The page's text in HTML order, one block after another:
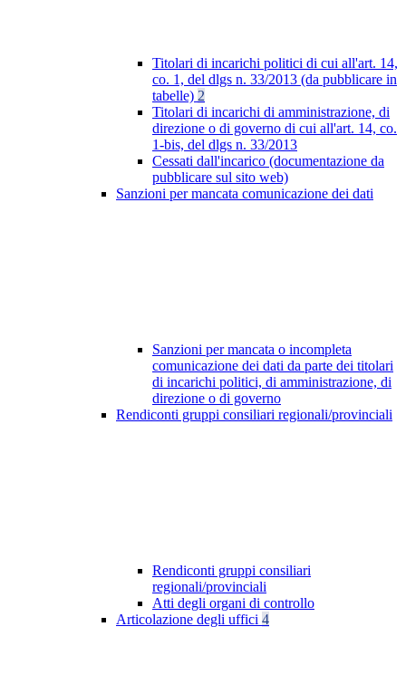
Titolari di incarichi politici di cui all'art. 14,
co. 1, del dlgs n. 33/2013 (da pubblicare in
tabelle) 2
Titolari di incarichi di amministrazione, di
direzione o di governo di cui all'art. 14, co.
1-bis, del dlgs n. 33/2013
Cessati dall'incarico (documentazione da
pubblicare sul sito web)
Sanzioni per mancata comunicazione dei dati
Sanzioni per mancata o incompleta
comunicazione dei dati da parte dei titolari
di incarichi politici, di amministrazione, di
direzione o di governo
Rendiconti gruppi consiliari regionali/provinciali
Rendiconti gruppi consiliari
regionali/provinciali
Atti degli organi di controllo
Articolazione degli uffici 4